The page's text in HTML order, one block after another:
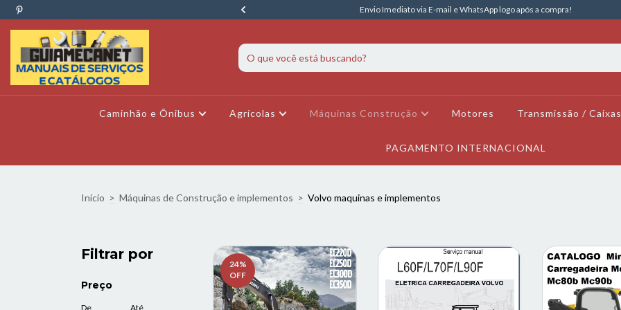
Fale conosco pelo WhatsApp agora! Envio Imediato via E-mail e WhatsApp logo após a compra!
Caminhão e Ônibus Agrícolas Máquinas Construção Motores Transmissão /
PAGAMENTO INTERNACIONAL
Início > Máquinas de Construção e implementos > Volvo maquinas e implementos
Filtrar por
Preço
De Até
24%
OFF